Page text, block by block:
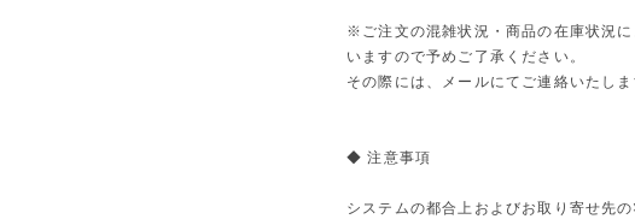
※ご注文の混雑状況・商品の在庫状況
いますので予めご了承ください。
その際には、メールにてご連絡いたしま
◆ 注意事項
システムの都合上およびお取り寄せ先